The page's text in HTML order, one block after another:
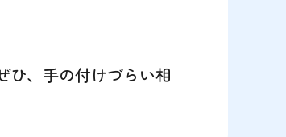
ひ、手の付けづらい相